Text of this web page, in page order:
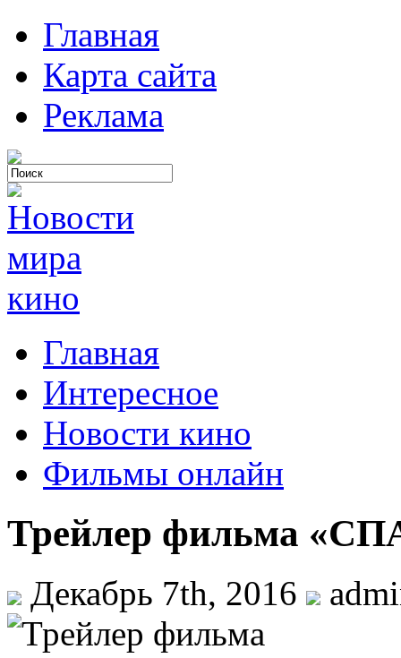
Главная
Карта сайта
Реклама
Главная
Интересное
Новости кино
Фильмы онлайн
Трейлер фильма
Декабрь 7th, 2016